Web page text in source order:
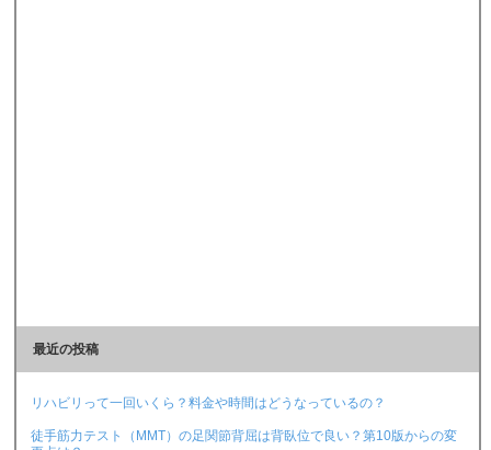
最近の投稿
リハビリって一回いくら？料金や時間はどうなっているの？
徒手筋力テスト（MMT）の足関節背屈は背臥位で良い？第10版からの変